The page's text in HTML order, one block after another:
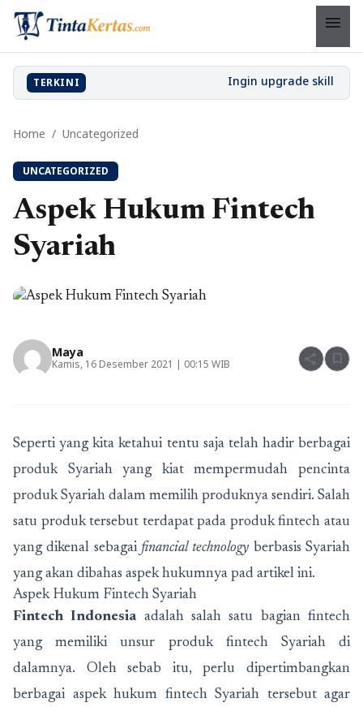
menu
TERKINI
Home / Uncategorized
UNCATEGORIZED
Aspek Hukum Fintech
Syariah
Maya
Kamis, 16 Desember 2021 | 00:15 WIB share bookmark
Seperti yang kita ketahui tentu saja telah hadir berbagai
produk Syariah yang kiat mempermudah pencinta
produk Syariah dalam memilih produknya sendiri. Salah
satu produk tersebut terdapat pada produk fintech atau
yang dikenal sebagai financial technology berbasis Syariah
yang akan dibahas aspek hukumnya pad artikel ini.
Aspek Hukum Fintech Syariah
Fintech Indonesia adalah salah satu bagian fintech
yang memiliki unsur produk fintech Syariah di
dalamnya. Oleh sebab itu, perlu dipertimbangkan
berbagai aspek hukum fintech Syariah tersebut agar